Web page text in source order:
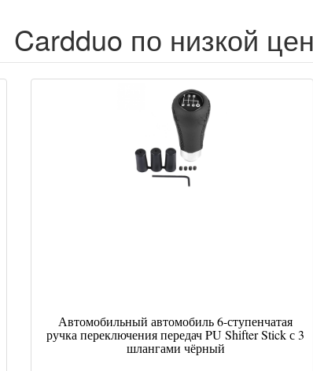
Cardduo по низкой
Автомобильный автомобиль 6-ступенчатая
ручка переключения передач PU Shifter Stick с 3
шлангами чёрный